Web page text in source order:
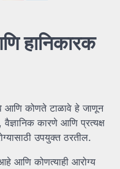
हानिकारक
आणि कोणते टाळावे हे जाणून
वैज्ञानिक कारणे आणि प्रत्यक्ष
उपयुक्त ठरतील.
आणि कोणत्याही आरोग्य